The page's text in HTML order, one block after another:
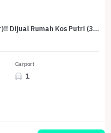
Sudah Full Penyewa (12 Kamar)!! Dijual Rumah Kos Putri (3 Lantai) di Kedungbaruk Surabaya Timur
Carport
1